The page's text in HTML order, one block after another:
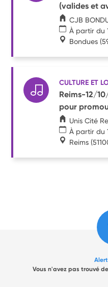
(valides et
CJB
À partir du
Bondues
CULTURE ET
Reims-12/
pour
Unis Cité
À partir du
Reims
Vous n'avez pas trouvé